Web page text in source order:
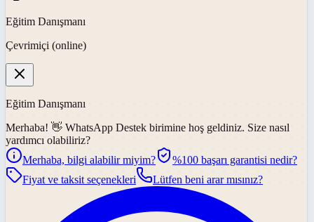
Eğitim Danışmanı
Çevrimiçi (online)
Eğitim Danışmanı
Merhaba! 👋 WhatsApp Destek birimine hoş geldiniz. Size nasıl
yardımcı olabiliriz?
Merhaba, bilgi alabilir miyim?
%100 başarı garantisi nedir?
Fiyat ve taksit seçenekleri
Lütfen beni arar mısınız?